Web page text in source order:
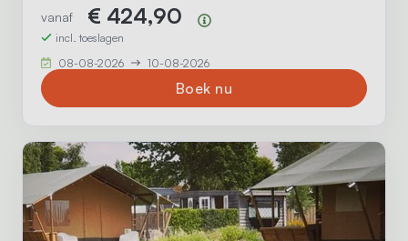
vanaf € 424,90
incl. toeslagen
08-08-2026
10-08-2026
Boek nu